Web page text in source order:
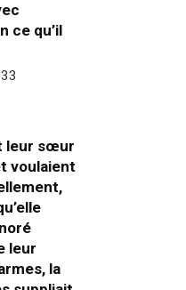
ce qu’il
leur sœur
voulaient
leur
la